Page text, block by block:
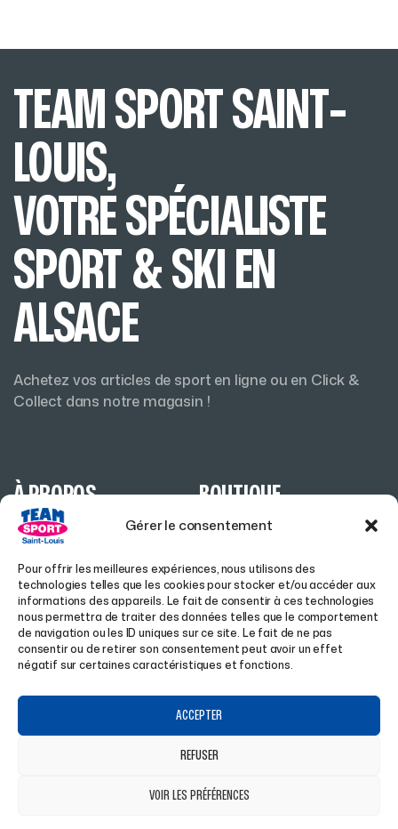
Gérer le consentement
Pour offrir les meilleures expériences, nous utilisons des
technologies telles que les cookies pour stocker et/ou accéder aux
informations des appareils. Le fait de consentir à ces technologies
nous permettra de traiter des données telles que le comportement
de navigation ou les ID uniques sur ce site. Le fait de ne pas
consentir ou de retirer son consentement peut avoir un effet
négatif sur certaines caractéristiques et fonctions.
ACCEPTER
REFUSER
VOIR LES PRÉFÉRENCES
TEAM SPORT SAINT-
LOUIS,
VOTRE SPÉCIALISTE
SPORT & SKI EN
ALSACE
Achetez vos articles de sport en ligne ou en Click &
Collect dans notre magasin !
À PROPOS
ACCUEIL
A PROPOS
MAGASIN À SAINT-LOUIS
CLUBS
ENTREPRISES
BOUTIQUE
FEMME
HIVER
RANDONNÉE
LIFESTYLE
CONDITIONS GÉNÉRALES DE VENTE
SUIVEZ-NOUS
INSTAGRAM